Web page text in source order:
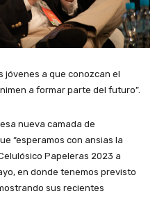
jóvenes a que conozcan el
a formar parte del futuro”.
nueva camada de
“esperamos con ansias la
Papeleras 2023 a
en donde tenemos previsto
sus recientes